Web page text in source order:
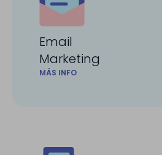
Email
Marketing
MÁS INFO